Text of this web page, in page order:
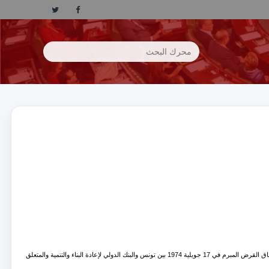
قانون عدد 93 لسنة 1974 مؤرخ في 11 ديسمبر 1974 يتعلق بالمصادقة على المرسوم عدد 17 لسنة1974 المؤرخ في 24 أكتوبر 1974 المتعلق بالمصادقة على اتفاق القرض المبرم في 17 جويلية 1974 بين تونس والبنك الدولي لإعادة البناء والتنمية والمتعلق